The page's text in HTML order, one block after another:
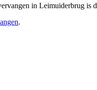
in Leimuiderbrug is
.